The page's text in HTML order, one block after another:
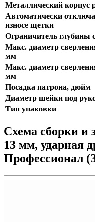
Металлический корпус
Автоматически
износе щетки
Ограничитель глубины
Макс. диаметр
мм
Макс. диаметр
мм
Посадка патрона, дюйм
Диаметр шейки под
Тип упаковки
Схема сборки и
13 мм, ударная
Профессионал